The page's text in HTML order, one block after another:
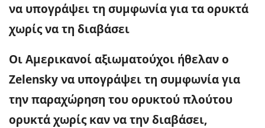
να υπογράψει τη συμφωνία για τα ορυκτά
χωρίς να τη διαβάσει
Οι Αμερικανοί αξιωματούχοι ήθελαν ο
Zelensky να υπογράψει τη συμφωνία για
την παραχώρηση του ορυκτού πλούτου
ορυκτά χωρίς καν να την διαβάσει,